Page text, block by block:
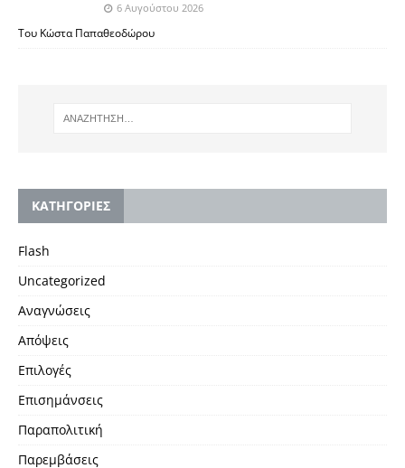
6 Αυγούστου 2026
Του Κώστα Παπαθεοδώρου
KΑΤΗΓΟΡΙΕΣ
Flash
Uncategorized
Αναγνώσεις
Απόψεις
Επιλογές
Επισημάνσεις
Παραπολιτική
Παρεμβάσεις